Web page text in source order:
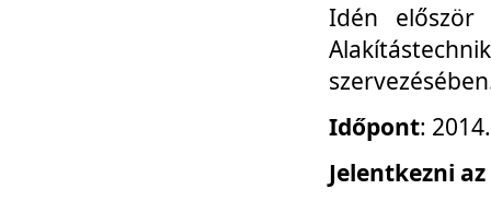
Idén
Időpont:
Jelentkezni az